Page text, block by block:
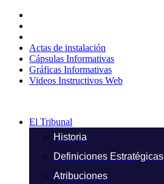
contenido
Actas de instalación
Cápsulas Informativas
Gráficas Informativas
Videos Instructivos Web
El Tribunal
Historia
Definiciones Estratégicas
Atribuciones